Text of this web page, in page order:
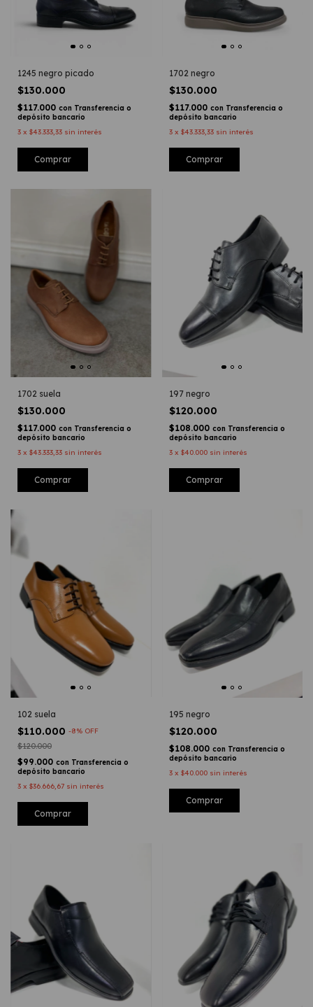
1245 negro picado
$130.000
$117.000 con Transferencia o
depósito bancario
3 x $43.333,33 sin interés
Comprar
1702 negro
$130.000
$117.000 con Transferencia o
depósito bancario
3 x $43.333,33 sin interés
Comprar
1702 suela
$130.000
$117.000 con Transferencia o
depósito bancario
3 x $43.333,33 sin interés
Comprar
197 negro
$120.000
$108.000 con Transferencia o
depósito bancario
3 x $40.000 sin interés
Comprar
102 suela
$110.000 -8% OFF
$120.000
$99.000 con Transferencia o
depósito bancario
3 x $36.666,67 sin interés
Comprar
195 negro
$120.000
$108.000 con Transferencia o
depósito bancario
3 x $40.000 sin interés
Comprar